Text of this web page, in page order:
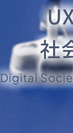
社
Digital